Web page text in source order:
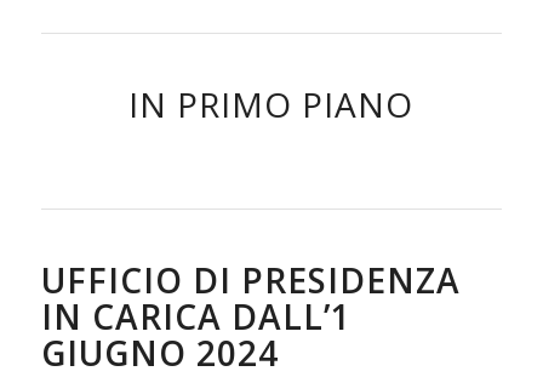
IN PRIMO PIANO
UFFICIO DI PRESIDENZA
IN CARICA DALL’1
GIUGNO 2024